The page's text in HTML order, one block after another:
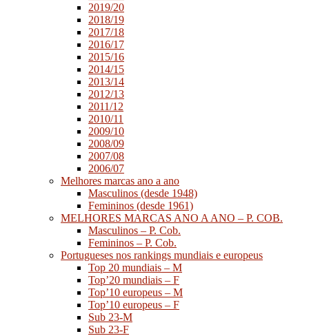
2019/20
2018/19
2017/18
2016/17
2015/16
2014/15
2013/14
2012/13
2011/12
2010/11
2009/10
2008/09
2007/08
2006/07
Melhores marcas ano a ano
Masculinos (desde 1948)
Femininos (desde 1961)
MELHORES MARCAS ANO A ANO – P. COB.
Masculinos – P. Cob.
Femininos – P. Cob.
Portugueses nos rankings mundiais e europeus
Top 20 mundiais – M
Top’20 mundiais – F
Top’10 europeus – M
Top’10 europeus – F
Sub 23-M
Sub 23-F